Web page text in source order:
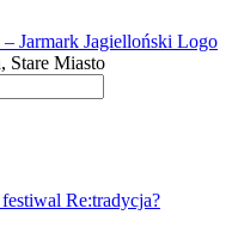
Stare Miasto
Re:tradycja?